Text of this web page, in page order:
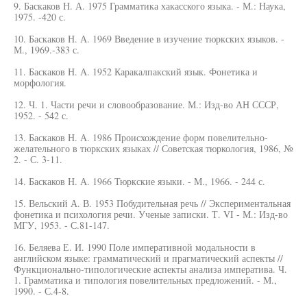
9. Баскаков Н. А. 1975 Грамматика хакасского языка. - М.: Наука,
1975. -420 с.
10. Баскаков Н. А. 1969 Введение в изучение тюркских языков. -
М., 1969.-383 с.
11. Баскаков Н. А. 1952 Каракалпакский язык. Фонетика и
морфология.
12. Ч. 1. Части речи и словообразование. М.: Изд-во АН СССР,
1952. - 542 с.
13. Баскаков Н. А. 1986 Происхождение форм повелительно-
желательного в тюркских языках // Советская тюркология, 1986, №
2. - С. 3-11.
14. Баскаков Н. А. 1966 Тюркские языки. - М., 1966. - 244 с.
15. Вельский А. В. 1953 Побудительная речь // Экспериментальная
фонетика и психология речи. Ученые записки. Т. VI - М.: Изд-во
МГУ, 1953. - С.81-147.
16. Беляева Е. И. 1990 Поле императивной модальности в
английском языке: грамматический и прагматический аспекты //
Функционально-типологические аспекты анализа императива. Ч.
1. Грамматика и типология повелительных предложений. - М.,
1990. - С.4-8.